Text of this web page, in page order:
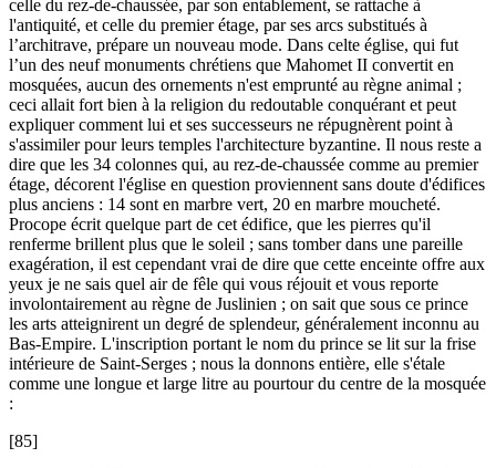
celle du rez-de-chaussée, par son entablement, se rattache à
l'antiquité, et celle du premier étage, par ses arcs substitués à
l’architrave, prépare un nouveau mode. Dans celte église, qui fut
l’un des neuf monuments chrétiens que Mahomet II convertit en
mosquées, aucun des ornements n'est emprunté au règne animal ;
ceci allait fort bien à la religion du redoutable conquérant et peut
expliquer comment lui et ses successeurs ne répugnèrent point à
s'assimiler pour leurs temples l'architecture byzantine. Il nous reste a
dire que les 34 colonnes qui, au rez-de-chaussée comme au premier
étage, décorent l'église en question proviennent sans doute d'édifices
plus anciens : 14 sont en marbre vert, 20 en marbre moucheté.
Procope écrit quelque part de cet édifice, que les pierres qu'il
renferme brillent plus que le soleil ; sans tomber dans une pareille
exagération, il est cependant vrai de dire que cette enceinte offre aux
yeux je ne sais quel air de fêle qui vous réjouit et vous reporte
involontairement au règne de Juslinien ; on sait que sous ce prince
les arts atteignirent un degré de splendeur, généralement inconnu au
Bas-Empire. L'inscription portant le nom du prince se lit sur la frise
intérieure de Saint-Serges ; nous la donnons entière, elle s'étale
comme une longue et large litre au pourtour du centre de la mosquée
:
[85]